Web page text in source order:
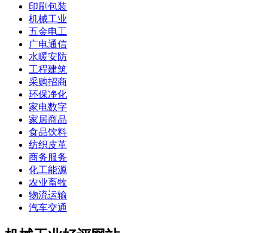
印刷包装
机械工业
五金电工
广电通信
水暖安防
工程建筑
采购招商
环保净化
家电数字
家居商品
食品饮料
纺织皮革
商务服务
化工能源
农业畜牧
物流运输
汽车交通